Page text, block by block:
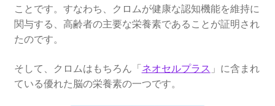
ことです。すなわち、クロムが健康な認知機能を維持に
関与する、高齢者の主要な栄養素であることが証明され
たのです。
そして、クロムはもちろん「ネオセルプラス 」に含まれ
ている優れた脳の栄養素の一つです。